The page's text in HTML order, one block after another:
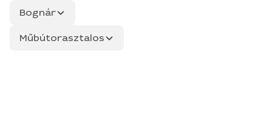
Bognár
Műbútorasztalos